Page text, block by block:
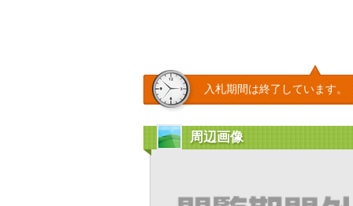
入札期間は終了しています。
周辺画像